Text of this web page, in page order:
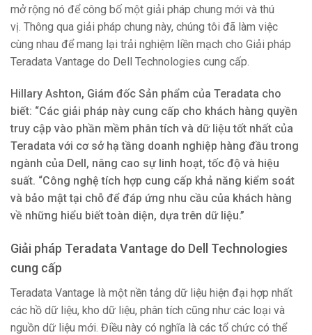
mở rộng nó để công bố một giải pháp chung mới và thú
vị. Thông qua giải pháp chung này, chúng tôi đã làm việc
cùng nhau để mang lại trải nghiệm liền mạch cho Giải pháp
Teradata Vantage do Dell Technologies cung cấp.
Hillary Ashton, Giám đốc Sản phẩm của Teradata cho
biết: “Các giải pháp này cung cấp cho khách hàng quyền
truy cập vào phần mềm phân tích và dữ liệu tốt nhất của
Teradata với cơ sở hạ tầng doanh nghiệp hàng đầu trong
ngành của Dell, nâng cao sự linh hoạt, tốc độ và hiệu
suất. “Công nghệ tích hợp cung cấp khả năng kiểm soát
và bảo mật tại chỗ để đáp ứng nhu cầu của khách hàng
về những hiểu biết toàn diện, dựa trên dữ liệu.”
Giải pháp Teradata Vantage do Dell Technologies
cung cấp
Teradata Vantage là một nền tảng dữ liệu hiện đại hợp nhất
các hồ dữ liệu, kho dữ liệu, phân tích cũng như các loại và
nguồn dữ liệu mới. Điều này có nghĩa là các tổ chức có thể